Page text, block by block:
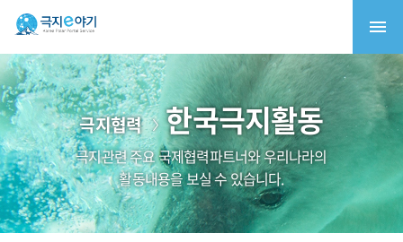
극지협력 한국극지활동
극지관련 주요 국제협력파트너와 우리나라의
활동내용을 보실 수 있습니다.